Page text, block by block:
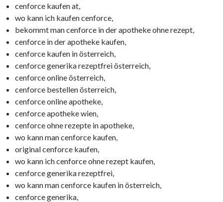
cenforce kaufen at,
wo kann ich kaufen cenforce,
bekommt man cenforce in der apotheke ohne rezept,
cenforce in der apotheke kaufen,
cenforce kaufen in österreich,
cenforce generika rezeptfrei österreich,
cenforce online österreich,
cenforce bestellen österreich,
cenforce online apotheke,
cenforce apotheke wien,
cenforce ohne rezepte in apotheke,
wo kann man cenforce kaufen,
original cenforce kaufen,
wo kann ich cenforce ohne rezept kaufen,
cenforce generika rezeptfrei,
wo kann man cenforce kaufen in österreich,
cenforce generika,